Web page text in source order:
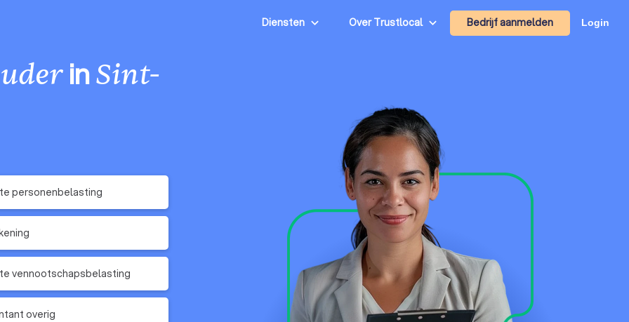
Diensten Over Trustlocal Bedrijf aanmelden Login
inSint-
personenbelasting
vennootschapsbelasting
overig